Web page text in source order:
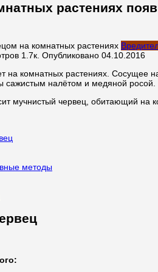
растениях
1.7к. Опубликовано 04.10.2016
на комнатных растениях. Сосущее
сажистым налётом и медяной росой.
мучнистый червец, обитающий на
методы